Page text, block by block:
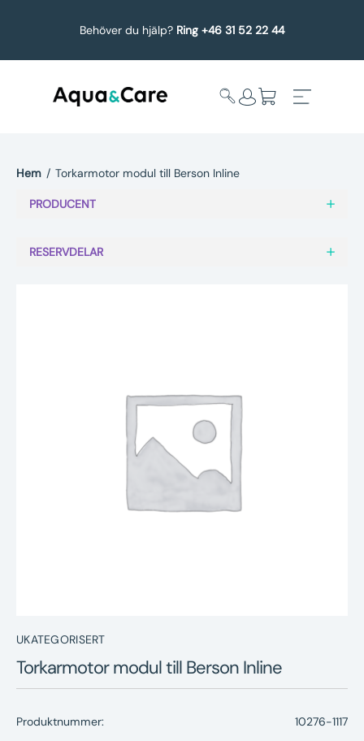
Behöver du hjälp? Ring +46 31 52 22 44
undermeny
Underhållstips
Kontakt
Hem / Torkarmotor modul till Berson Inline
PRODUCENT
RESERVDELAR
UKATEGORISERT
Torkarmotor modul till Berson Inline
Produktnummer: 10276-1117